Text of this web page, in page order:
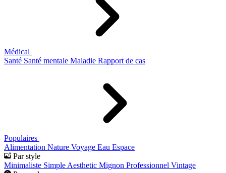
Médical
Santé Santé mentale Maladie Rapport de cas
Populaires
Alimentation Nature Voyage Eau Espace
Par style
Minimaliste Simple Aesthetic Mignon Professionnel Vintage